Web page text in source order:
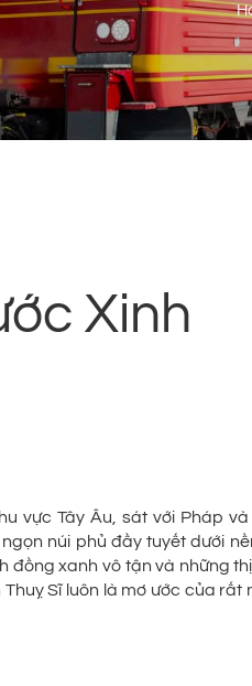
Xinh
vực Tây Âu, sát với Pháp và
núi phủ đầy tuyết dưới
đồng xanh vô tận và những
Sĩ luôn là mơ ước của rất